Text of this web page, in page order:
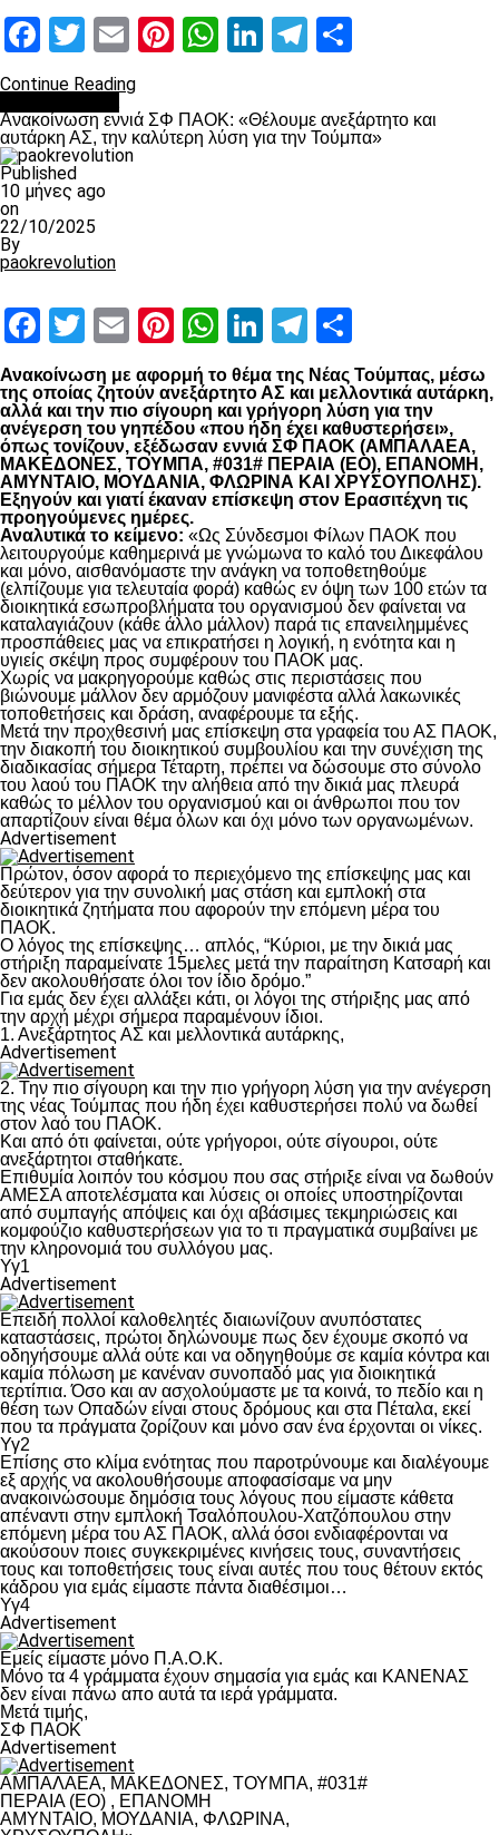
Facebook
Twitter
EmailPinterest
WhatsApp
LinkedIn
Telegram
Continue Reading
Ανακοίνωση εννιά ΣΦ ΠΑΟΚ: «Θέλουμε ανεξάρτητο και
αυτάρκη ΑΣ, την καλύτερη λύση για την Τούμπα»
Published
10 μήνες ago
on
22/10/2025
By
paokrevolution
Facebook
Twitter
EmailPinterest
WhatsApp
LinkedIn
Telegram
Ανακοίνωση με αφορμή το θέμα της Νέας Τούμπας, μέσω
της οποίας ζητούν ανεξάρτητο ΑΣ και μελλοντικά αυτάρκη,
αλλά και την πιο σίγουρη και γρήγορη λύση για την
ανέγερση του γηπέδου «που ήδη έχει καθυστερήσει»,
όπως τονίζουν, εξέδωσαν εννιά ΣΦ ΠΑΟΚ (ΑΜΠΑΛΑΕΑ,
ΜΑΚΕΔΟΝΕΣ, ΤΟΥΜΠΑ, #031# ΠΕΡΑΙΑ (ΕΟ), ΕΠΑΝΟΜΗ,
ΑΜΥΝΤΑΙΟ, ΜΟΥΔΑΝΙΑ, ΦΛΩΡΙΝΑ ΚΑΙ ΧΡΥΣΟΥΠΟΛΗΣ).
Εξηγούν και γιατί έκαναν επίσκεψη στον Ερασιτέχνη τις
προηγούμενες ημέρες.
Αναλυτικά το κείμενο: «Ως Σύνδεσμοι Φίλων ΠΑΟΚ που
λειτουργούμε καθημερινά με γνώμωνα το καλό του Δικεφάλου
και μόνο, αισθανόμαστε την ανάγκη να τοποθετηθούμε
(ελπίζουμε για τελευταία φορά) καθώς εν όψη των 100 ετών τα
διοικητικά εσωπροβλήματα του οργανισμού δεν φαίνεται να
καταλαγιάζουν (κάθε άλλο μάλλον) παρά τις επανειλημμένες
προσπάθειες μας να επικρατήσει η λογική, η ενότητα και η
υγιείς σκέψη προς συμφέρουν του ΠΑΟΚ μας.
Χωρίς να μακρηγορούμε καθώς στις περιστάσεις που
βιώνουμε μάλλον δεν αρμόζουν μανιφέστα αλλά λακωνικές
τοποθετήσεις και δράση, αναφέρουμε τα εξής.
Μετά την προχθεσινή μας επίσκεψη στα γραφεία του ΑΣ ΠΑΟΚ,
την διακοπή του διοικητικού συμβουλίου και την συνέχιση της
διαδικασίας σήμερα Τέταρτη, πρέπει να δώσουμε στο σύνολο
του λαού του ΠΑΟΚ την αλήθεια από την δικιά μας πλευρά
καθώς το μέλλον του οργανισμού και οι άνθρωποι που τον
απαρτίζουν είναι θέμα όλων και όχι μόνο των οργανωμένων.
Advertisement
Πρώτον, όσον αφορά το περιεχόμενο της επίσκεψης μας και
δεύτερον για την συνολική μας στάση και εμπλοκή στα
διοικητικά ζητήματα που αφορούν την επόμενη μέρα του
ΠΑΟΚ.
Ο λόγος της επίσκεψης… απλός, “Κύριοι, με την δικιά μας
στήριξη παραμείνατε 15μελες μετά την παραίτηση Κατσαρή και
δεν ακολουθήσατε όλοι τον ίδιο δρόμο.”
Για εμάς δεν έχει αλλάξει κάτι, οι λόγοι της στήριξης μας από
την αρχή μέχρι σήμερα παραμένουν ίδιοι.
1. Ανεξάρτητος ΑΣ και μελλοντικά αυτάρκης,
Advertisement
2. Την πιο σίγουρη και την πιο γρήγορη λύση για την ανέγερση
της νέας Τούμπας που ήδη έχει καθυστερήσει πολύ να δωθεί
στον λαό του ΠΑΟΚ.
Και από ότι φαίνεται, ούτε γρήγοροι, ούτε σίγουροι, ούτε
ανεξάρτητοι σταθήκατε.
Επιθυμία λοιπόν του κόσμου που σας στήριξε είναι να δωθούν
ΑΜΕΣΑ αποτελέσματα και λύσεις οι οποίες υποστηρίζονται
από συμπαγής απόψεις και όχι αβάσιμες τεκμηριώσεις και
κομφούζιο καθυστερήσεων για το τι πραγματικά συμβαίνει με
την κληρονομιά του συλλόγου μας.
Υγ1
Advertisement
Επειδή πολλοί καλοθελητές διαιωνίζουν ανυπόστατες
καταστάσεις, πρώτοι δηλώνουμε πως δεν έχουμε σκοπό να
οδηγήσουμε αλλά ούτε και να οδηγηθούμε σε καμία κόντρα και
καμία πόλωση με κανέναν συνοπαδό μας για διοικητικά
τερτίπια. Όσο και αν ασχολούμαστε με τα κοινά, το πεδίο και η
θέση των Οπαδών είναι στους δρόμους και στα Πέταλα, εκεί
που τα πράγματα ζορίζουν και μόνο σαν ένα έρχονται οι νίκες.
Υγ2
Επίσης στο κλίμα ενότητας που παροτρύνουμε και διαλέγουμε
εξ αρχής να ακολουθήσουμε αποφασίσαμε να μην
ανακοινώσουμε δημόσια τους λόγους που είμαστε κάθετα
απέναντι στην εμπλοκή Τσαλόπουλου-Χατζόπουλου στην
επόμενη μέρα του ΑΣ ΠΑΟΚ, αλλά όσοι ενδιαφέρονται να
ακούσουν ποιες συγκεκριμένες κινήσεις τους, συναντήσεις
τους και τοποθετήσεις τους είναι αυτές που τους θέτουν εκτός
κάδρου για εμάς είμαστε πάντα διαθέσιμοι…
Υγ4
Advertisement
Εμείς είμαστε μόνο Π.Α.Ο.Κ.
Μόνο τα 4 γράμματα έχουν σημασία για εμάς και ΚΑΝΕΝΑΣ
δεν είναι πάνω απο αυτά τα ιερά γράμματα.
Μετά τιμής,
ΣΦ ΠΑΟΚ
Advertisement
ΑΜΠΑΛΑΕΑ, ΜΑΚΕΔΟΝΕΣ, ΤΟΥΜΠΑ, #031#
ΠΕΡΑΙΑ (ΕΟ) , ΕΠΑΝΟΜΗ
ΑΜΥΝΤΑΙΟ, ΜΟΥΔΑΝΙΑ, ΦΛΩΡΙΝΑ,